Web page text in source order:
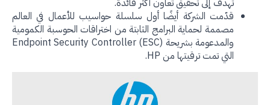
تهدف إلى تحقيق تعاون أكثر فائدة.
قدّمت الشركة أيضًا أول سلسلة حواسيب للأعمال في العالم
مصممة لحماية البرامج الثابتة من اختراقات الحوسبة الكمومية
والمدعومة بشريحة Endpoint Security Controller (ESC)
التي تمت ترقيتها من HP.